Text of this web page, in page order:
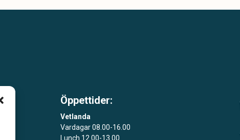
Öppettider:
Vetlanda
Vardagar 08.00-16.00
Lunch 12.00-13.00